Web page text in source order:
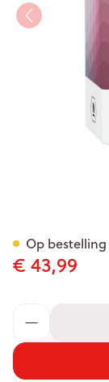
€ 43,99
Op bestelling